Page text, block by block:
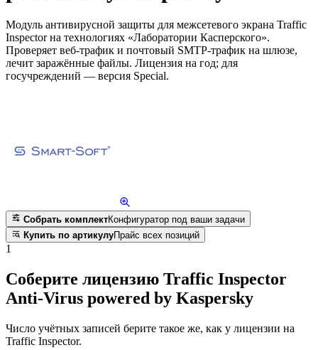
Модуль антивирусной защиты для межсетевого экрана Traffic
Inspector на технологиях «Лаборатории Касперского».
Проверяет веб-трафик и почтовый SMTP-трафик на шлюзе,
лечит заражённые файлы. Лицензия на год; для
госучреждений — версия Special.
Собрать комплектКонфигуратор под ваши задачи
Купить по артикулуПрайс всех позиций
1
Соберите лицензию Traffic Inspector
Anti-Virus powered by Kaspersky
Число учётных записей берите такое же, как у лицензии на
Traffic Inspector.